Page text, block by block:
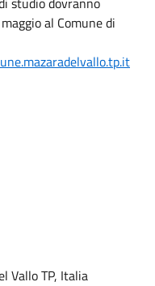
al Comune di
Vallo TP, Italia